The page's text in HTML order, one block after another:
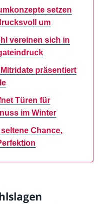
setzen
um
vereinen sich in
präsentiert
Türen für
im Winter
Chance,